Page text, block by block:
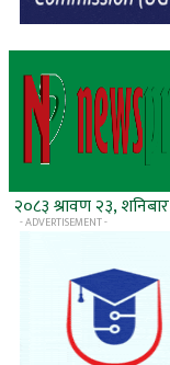
२०८३ श्रावण २३, शनिबार
- ADVERTISEMENT -